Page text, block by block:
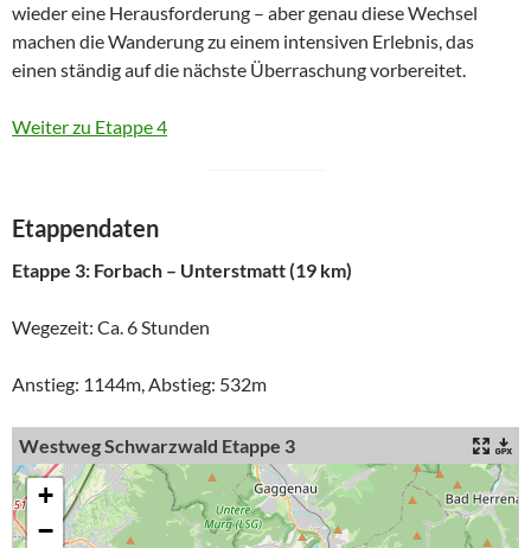
wieder eine Herausforderung – aber genau diese Wechsel
machen die Wanderung zu einem intensiven Erlebnis, das
einen ständig auf die nächste Überraschung vorbereitet.
Weiter zu Etappe 4
Etappendaten
Etappe 3: Forbach – Unterstmatt (19 km)
Wegezeit: Ca. 6 Stunden
Anstieg: 1144m, Abstieg: 532m
Westweg Schwarzwald Etappe 3
+
−